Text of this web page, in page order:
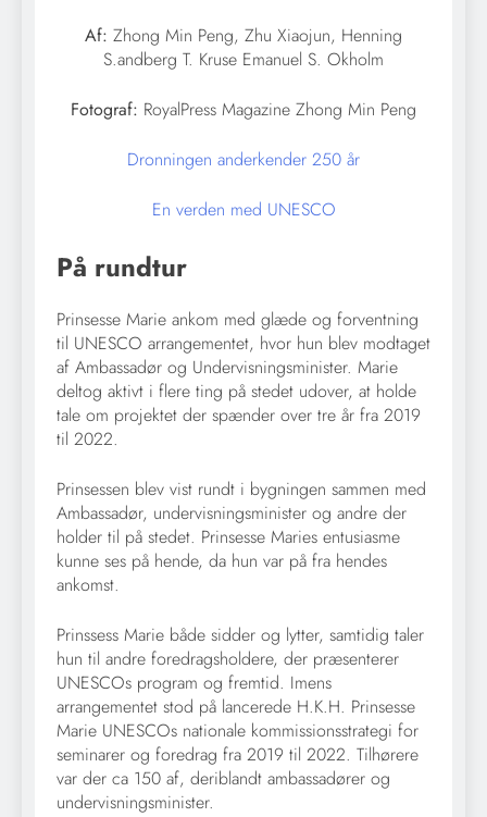
Af: Zhong Min Peng, Zhu Xiaojun, Henning
S.andberg T. Kruse Emanuel S. Okholm
Fotograf: RoyalPress Magazine Zhong Min Peng
Dronningen anderkender 250 år
En verden med UNESCO
På rundtur
Prinsesse Marie ankom med glæde og forventning
til UNESCO arrangementet, hvor hun blev modtaget
af Ambassadør og Undervisningsminister. Marie
deltog aktivt i flere ting på stedet udover, at holde
tale om projektet der spænder over tre år fra 2019
til 2022.
Prinsessen blev vist rundt i bygningen sammen med
Ambassadør, undervisningsminister og andre der
holder til på stedet. Prinsesse Maries entusiasme
kunne ses på hende, da hun var på fra hendes
ankomst.
Prinssess Marie både sidder og lytter, samtidig taler
hun til andre foredragsholdere, der præsenterer
UNESCOs program og fremtid. Imens
arrangementet stod på lancerede H.K.H. Prinsesse
Marie UNESCOs nationale kommissionsstrategi for
seminarer og foredrag fra 2019 til 2022. Tilhørere
var der ca 150 af, deriblandt ambassadører og
undervisningsminister.